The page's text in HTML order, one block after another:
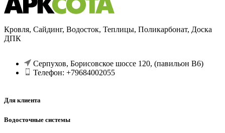
Кровля, Сайдинг, Водосток, Теплицы, Поликарбонат, Доска
ДПК
Серпухов, Борисовское шоссе 120, (павильон В6)
Телефон: +79684002055
Для клиента
Водосточные системы